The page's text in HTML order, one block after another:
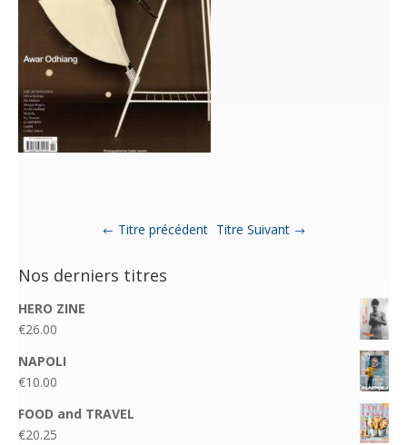
Titre précédent Titre Suivant
Nos derniers titres
HERO ZINE
€26.00
NAPOLI
€10.00
FOOD and TRAVEL
€20.25